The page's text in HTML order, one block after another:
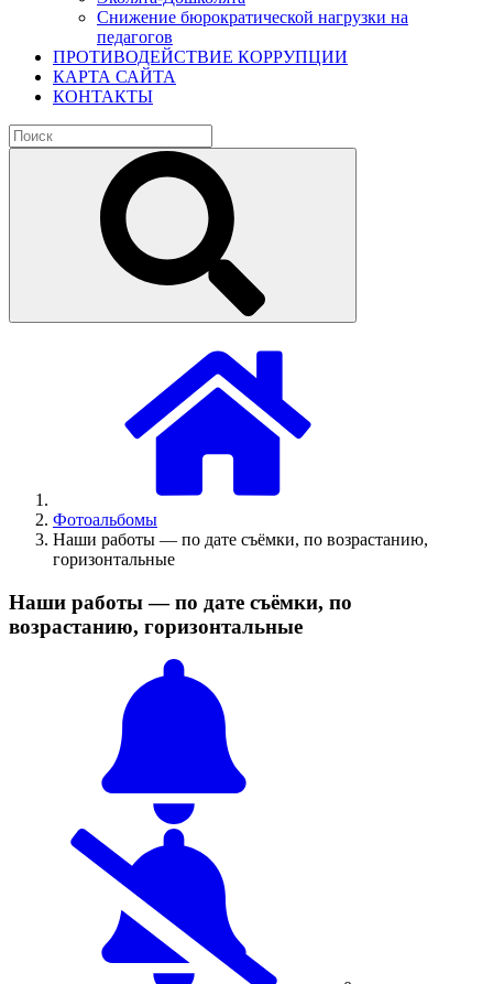
Снижение бюрократической нагрузки на
педагогов
ПРОТИВОДЕЙСТВИЕ КОРРУПЦИИ
КАРТА САЙТА
КОНТАКТЫ
Фотоальбомы
Наши работы — по дате съёмки, по возрастанию,
горизонтальные
Наши работы — по дате съёмки, по
возрастанию, горизонтальные